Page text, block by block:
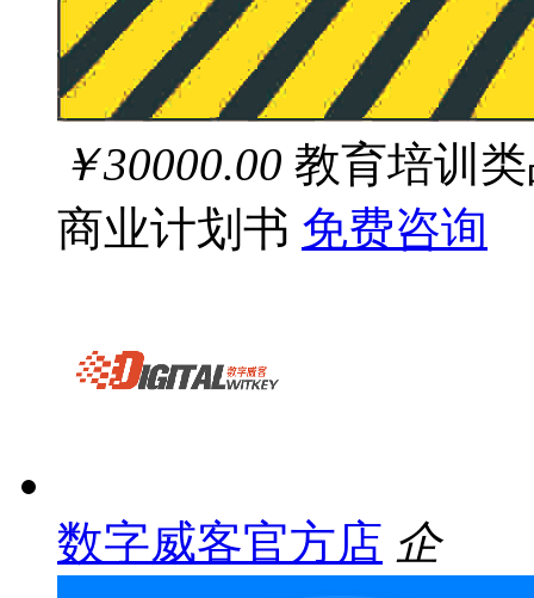
￥30000.00 教育培训
商业计划书 免费咨询
数字威客官方店 企